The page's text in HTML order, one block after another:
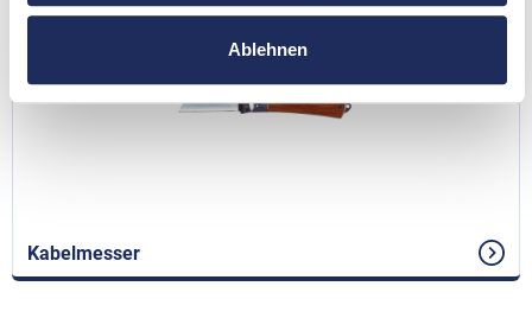
Ablehnen
Kabelmesser